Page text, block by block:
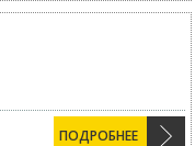
ПОДРОБНЕЕ